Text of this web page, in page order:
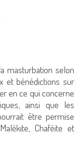
masturbation selon
et bénédictions sur
en ce qui concerne
ainsi que les
être permise
Chaféite et